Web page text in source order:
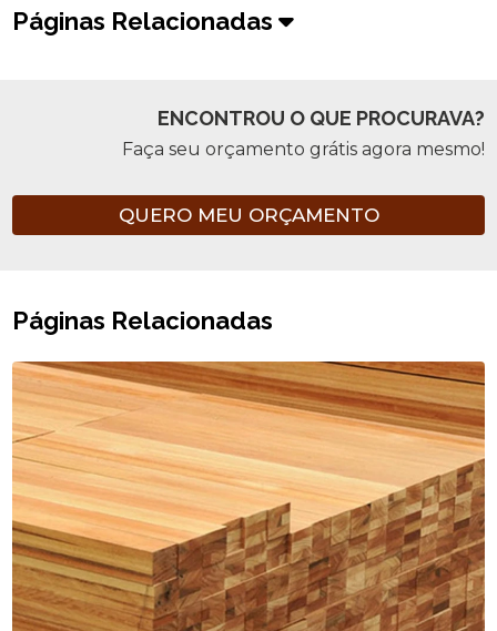
Páginas Relacionadas
ENCONTROU O QUE PROCURAVA?
Faça seu orçamento grátis agora mesmo!
QUERO MEU ORÇAMENTO
Páginas Relacionadas